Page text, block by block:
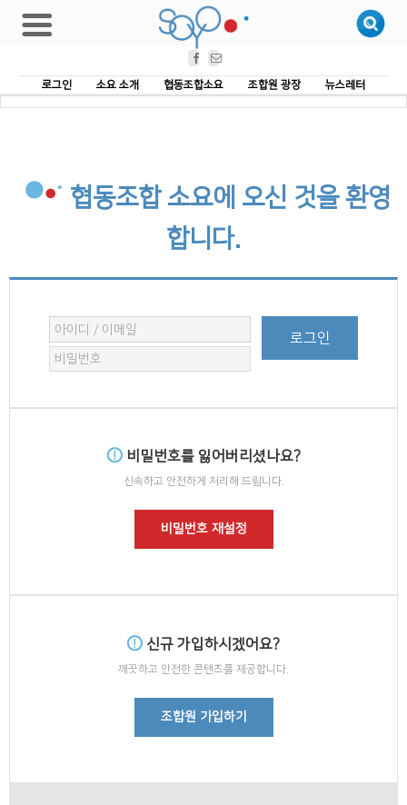
Facebook
로그인
소요 소개 협동조합소요 조합원 광장 뉴스레터
협동조합 소요에 오신 것을 환영
합니다.
비밀번호를 잃어버리셨나요?
신속하고 안전하게 처리해 드립니다.
비밀번호 재설정
신규 가입하시겠어요?
깨끗하고 안전한 콘텐츠를 제공합니다.
조합원 가입하기